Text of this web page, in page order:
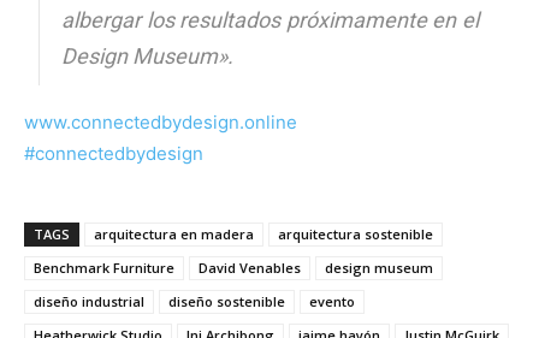
albergar los resultados próximamente en el
Design Museum».
www.connectedbydesign.online
#connectedbydesign
TAGS arquitectura en madera
arquitectura sostenible
Benchmark Furniture
David Venables
design museum
diseño industrial
diseño sostenible
evento